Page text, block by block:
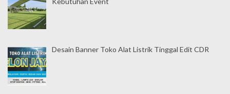
o
s
Desain Banner Toko Alat Listrik Tinggal Edit CDR